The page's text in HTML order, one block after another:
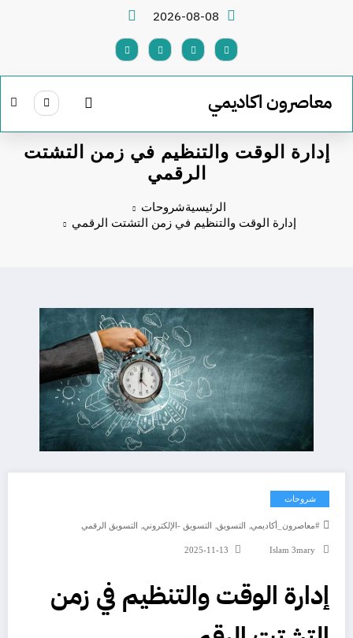
2026-08-08
معاصرون اكاديمي
إدارة الوقت والتنظيم في زمن التشتت
الرقمي
الرئيسيةشروحات
إدارة الوقت والتنظيم في زمن التشتت الرقمي
شروحات
#معاصرون_أكاديمي, التسويق , التسويق -الإلكتروني, التسويق الرقمي
Islam 3mary
2025-11-13
إدارة الوقت والتنظيم في زمن